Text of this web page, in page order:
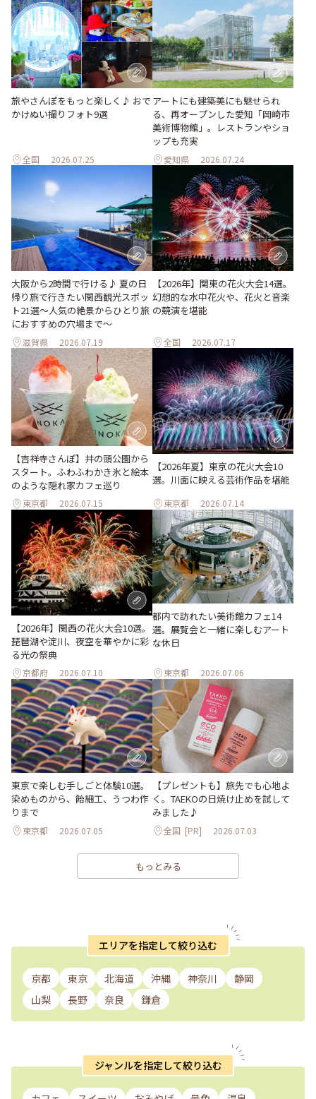
旅やさんぽをもっと楽しく♪ おで
かけぬい撮りフォト9選
全国 2026.07.25
アートにも建築美にも魅せられ
る、再オープンした愛知「岡崎市
美術博物館」。レストランやショ
ップも充実
愛知県 2026.07.24
大阪から2時間で行ける♪ 夏の日
帰り旅で行きたい関西観光スポッ
ト21選～人気の絶景からひとり旅
におすすめの穴場まで～
滋賀県 2026.07.19
【2026年】関東の花火大会14選。
幻想的な水中花火や、花火と音楽
の競演を堪能
全国 2026.07.17
【吉祥寺さんぽ】井の頭公園から
スタート。ふわふわかき氷と絵本
のような隠れ家カフェ巡り
東京都 2026.07.15
【2026年夏】東京の花火大会10
選。川面に映える芸術作品を堪能
東京都 2026.07.14
【2026年】関西の花火大会10選。
琵琶湖や淀川、夜空を華やかに彩
る光の祭典
京都府 2026.07.10
都内で訪れたい美術館カフェ14
選。展覧会と一緒に楽しむアート
な休日
東京都 2026.07.06
東京で楽しむ手しごと体験10選。
染めものから、飴細工、うつわ作
りまで
東京都 2026.07.05
【プレゼントも】旅先でも心地よ
く。TAEKOの日焼け止めを試して
みました♪
全国 [PR] 2026.07.03
もっとみる
エリアを指定して絞り込む
京都 東京 北海道 沖縄 神奈川
静岡
山梨
長野 奈良 鎌倉
ジャンルを指定して絞り込む